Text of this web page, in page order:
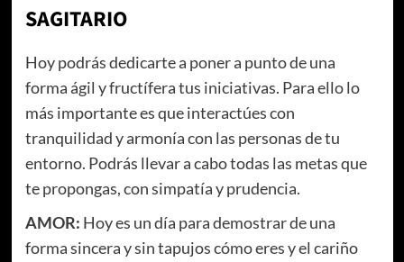
SAGITARIO
Hoy podrás dedicarte a poner a punto de una
forma ágil y fructífera tus iniciativas. Para ello lo
más importante es que interactúes con
tranquilidad y armonía con las personas de tu
entorno. Podrás llevar a cabo todas las metas que
te propongas, con simpatía y prudencia.
AMOR: Hoy es un día para demostrar de una
forma sincera y sin tapujos cómo eres y el cariño